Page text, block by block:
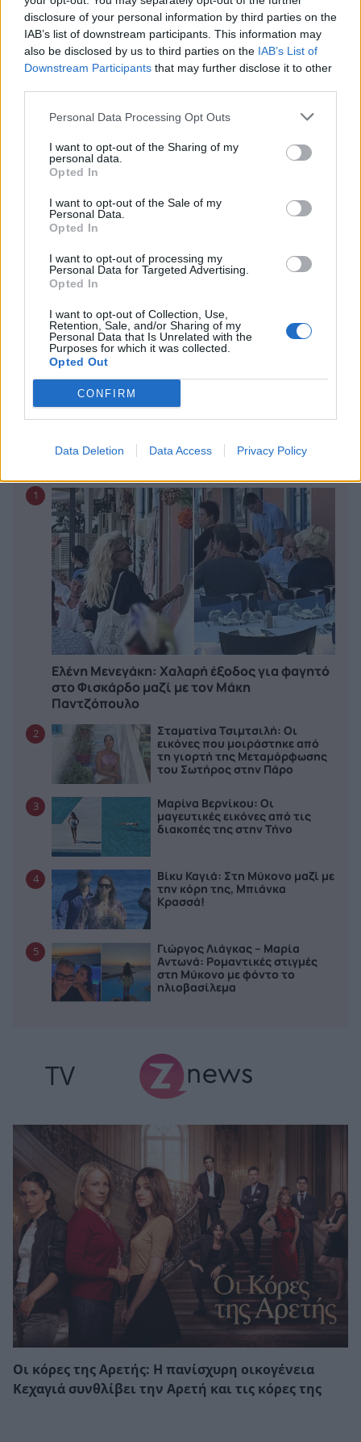
disclosure of your personal information by third parties on the
IAB’s list of downstream participants. This information may
also be disclosed by us to third parties on the IAB’s List of
Downstream Participants that may further disclose it to other
Personal Data Processing Opt Outs
I want to opt-out of the Sharing of my
personal data.
Opted In
I want to opt-out of the Sale of my
Personal Data.
Opted In
I want to opt-out of processing my
Personal Data for Targeted Advertising.
Opted In
I want to opt-out of Collection, Use,
Retention, Sale, and/or Sharing of my
Personal Data that Is Unrelated with the
Purposes for which it was collected.
Opted Out
CONFIRM
Data Deletion Data Access Privacy Policy
Έλενα Τσαγκρινού: Η τρυφερή ανάρτηση για
τα γενέθλια του Λάμπρου Κωνσταντάρα –
«Happy birthday to you my man»
CELEBRITIES
Κατερίνα Γερονικολού: Η καλοκαιρινή
εμφάνιση δίπλα στην πισίνα που έκλεψε τις
εντυπώσεις
WHAT'S HOT
1
Ελένη Μενεγάκη: Χαλαρή έξοδος για φαγητό
στο Φισκάρδο μαζί με τον Μάκη
Παντζόπουλο
2
Σταματίνα Τσιμτσιλή: Οι
εικόνες που μοιράστηκε από
τη γιορτή της Μεταμόρφωσης
του Σωτήρος στην Πάρο
3
Μαρίνα Βερνίκου: Οι
μαγευτικές εικόνες από τις
διακοπές της στην Τήνο
4
Βίκυ Καγιά: Στη Μύκονο μαζί με
την κόρη της, Μπιάνκα
Κρασσά!
5
Γιώργος Λιάγκας – Μαρία
Αντωνά: Ρομαντικές στιγμές
στη Μύκονο με φόντο το
ηλιοβασίλεμα
TV
Οι κόρες της Αρετής: Η πανίσχυρη οικογένεια
Κεχαγιά συνθλίβει την Αρετή και τις κόρες της